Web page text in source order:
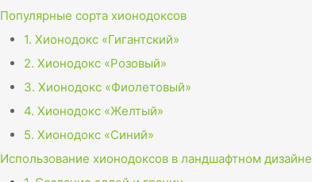
Популярные сорта хионодоксов
1. Хионодокс «Гигантский»
2. Хионодокс «Розовый»
3. Хионодокс «Фиолетовый»
4. Хионодокс «Желтый»
5. Хионодокс «Синий»
Использование хионодоксов в ландшафтном дизайне